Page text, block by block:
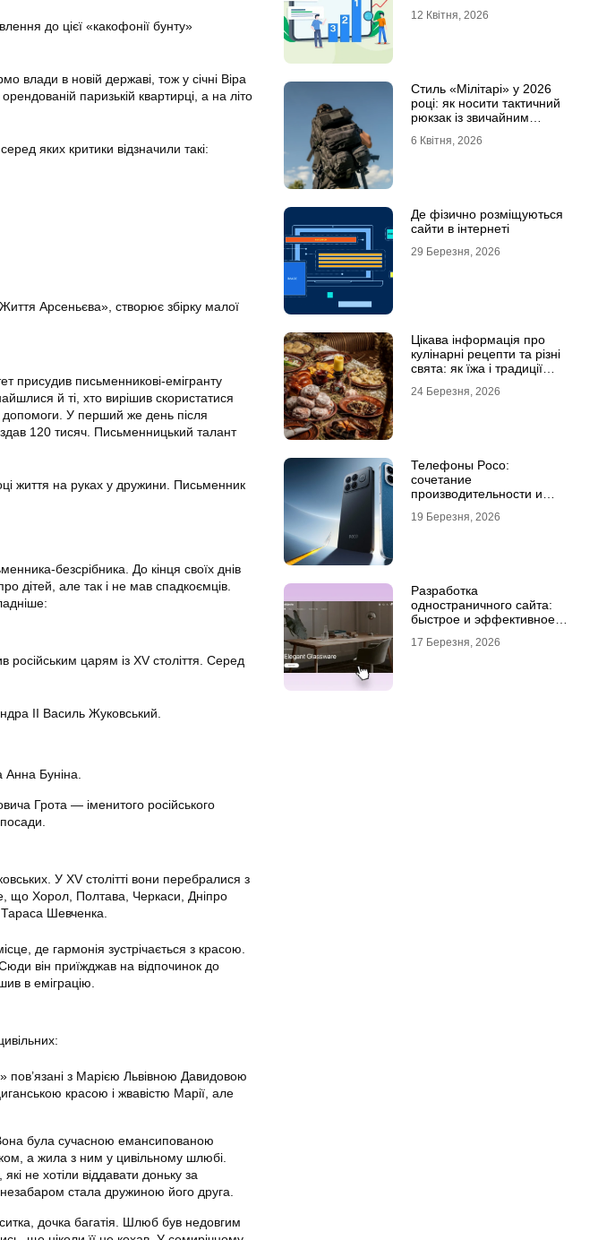
до цієї «какофонії бунту»
влади в новій державі, тож у січні Віра
паризькій квартирці, а на літо
яких критики відзначили такі:
Арсеньєва», створює збірку малої
присудив письменникові-емігранту
й ті, хто вирішив скористатися
У перший же день після
120 тисяч. Письменницький талант
життя на руках у дружини. Письменник
безсрібника. До кінця своїх днів
дітей, але так і не мав спадкоємців.
російським царям із ХV століття. Серед
ІІ Василь Жуковський.
Анна Буніна.
Грота — іменитого російського
У ХV столітті вони перебралися з
що Хорол, Полтава, Черкаси, Дніпро
Тараса Шевченка.
де гармонія зустрічається з красою.
він приїжджав на відпочинок до
в еміграцію.
з Марією Львівною Давидовою
красою і жвавістю Марії, але
була сучасною емансипованою
а жила з ним у цивільному шлюбі.
не хотіли віддавати доньку за
стала дружиною його друга.
дочка багатія. Шлюб був недовгим
12 Квітня, 2026
Стиль «Мілітарі» у 2026
році: як носити тактичний
рюкзак із звичайним
6 Квітня, 2026
Де фізично розміщуються
сайти в інтернеті
29 Березня, 2026
Цікава інформація про
кулінарні рецепти та різні
свята: як їжа і традиції
24 Березня, 2026
Телефоны Poco:
сочетание
производительности и
19 Березня, 2026
Разработка
одностраничного сайта:
быстрое и эффективное
17 Березня, 2026